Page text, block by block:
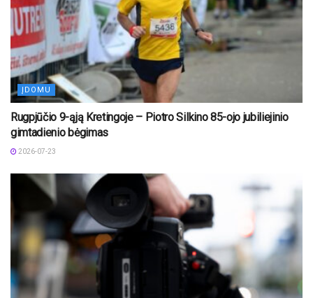
ĮDOMU
Rugpjūčio 9-ąją Kretingoje – Piotro Silkino 85-ojo jubiliejinio
gimtadienio bėgimas
2026-07-23